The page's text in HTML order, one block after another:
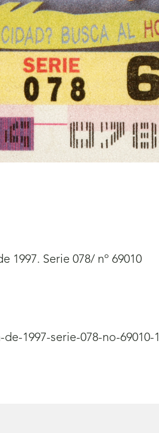
1997. Serie 078/ nº 69010
1997-serie-078-no-69010-1